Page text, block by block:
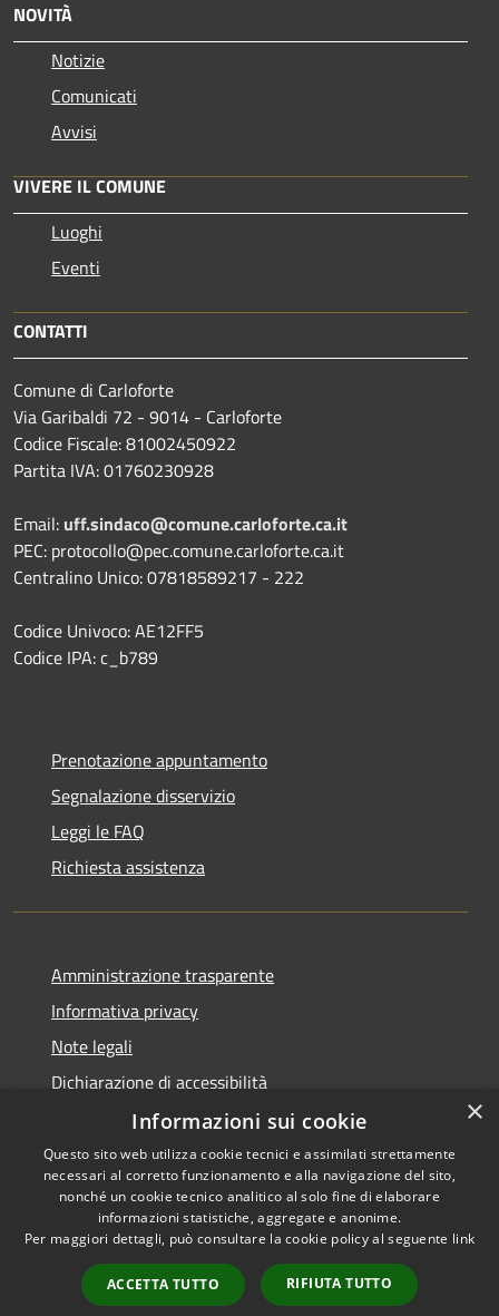
NOVITÀ
Notizie
Comunicati
Avvisi
VIVERE IL COMUNE
Luoghi
Eventi
CONTATTI
Comune di Carloforte
Via Garibaldi 72 - 9014 - Carloforte
Codice Fiscale: 81002450922
Partita IVA: 01760230928
Email: uff.sindaco@comune.carloforte.ca.it
PEC: protocollo@pec.comune.carloforte.ca.it
Centralino Unico: 07818589217 - 222
Codice Univoco: AE12FF5
Codice IPA: c_b789
Prenotazione appuntamento
Segnalazione disservizio
Leggi le FAQ
Richiesta assistenza
Amministrazione trasparente
Informativa privacy
Note legali
Dichiarazione di accessibilità
Accessibilità
Privacy
Mappa del sito
Copyright © 2026 • Comune di
Carloforte • Powered by
Municipium•Accesso
redazione
×
Informazioni sui cookie
Questo sito web utilizza cookie tecnici e assimilati strettamente
necessari al corretto funzionamento e alla navigazione del sito,
nonché un cookie tecnico analitico al solo fine di elaborare
informazioni statistiche, aggregate e anonime.
Per maggiori dettagli, può consultare la cookie policy al seguente link
ACCETTA TUTTO RIFIUTA TUTTO